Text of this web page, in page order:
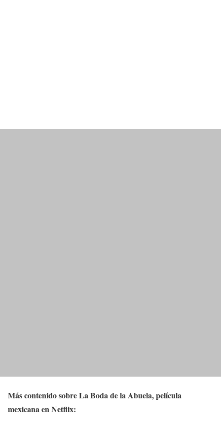
Más contenido sobre La Boda de la Abuela, película
mexicana en Netflix: